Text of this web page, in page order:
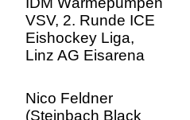
Nico Feldner
(Steinbach Black